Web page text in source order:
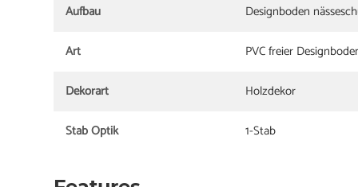
Aufbau
Designboden
Art
PVC freier
Dekorart
Holzdekor
Stab Optik
1-Stab